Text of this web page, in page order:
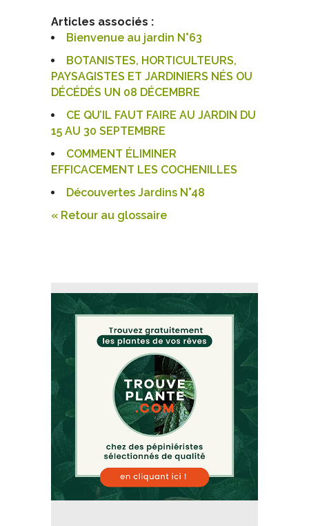
Articles associés :
Bienvenue au jardin N°63
BOTANISTES, HORTICULTEURS,
PAYSAGISTES ET JARDINIERS NÉS OU
DÉCÉDÉS UN 08 DÉCEMBRE
CE QU’IL FAUT FAIRE AU JARDIN DU
15 AU 30 SEPTEMBRE
COMMENT ÉLIMINER
EFFICACEMENT LES COCHENILLES
Découvertes Jardins N°48
« Retour au glossaire